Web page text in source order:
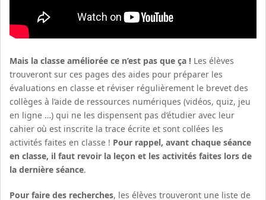
Mais la classe améliorée ce n’est pas que ça ! Les élèves
trouveront sur ces pages des aides pour préparer les
évaluations en classe et réviser régulièrement le brevet des
collèges à l’aide de ressources numériques (vidéos, quiz, jeu
en ligne …) qui ne les dispensent pas d’étudier avec leur
cahier où est inscrite la trace écrite et sont collées les
activités faites en classe ! Pour rappel, avant chaque séance
en classe, il faut revoir la leçon et les activités faites lors de
la dernière séance.
Pour faire des recherches, les élèves trouveront une liste de